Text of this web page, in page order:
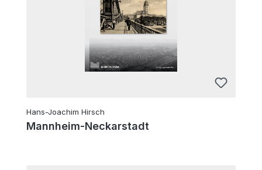
Hans-Joachim Hirsch
Mannheim-Neckarstadt